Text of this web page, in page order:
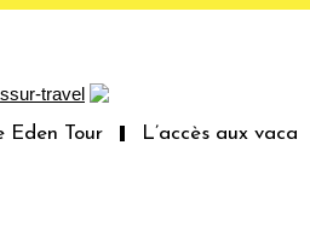
Tour L’accès aux